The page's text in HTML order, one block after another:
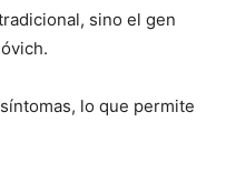
sino el gen
lo que permite